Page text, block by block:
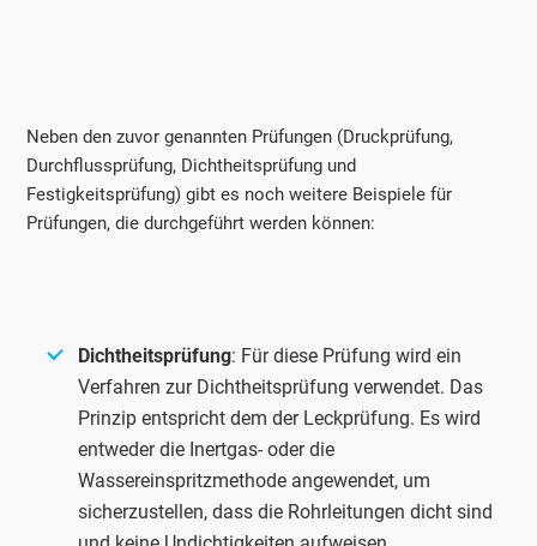
Neben den zuvor genannten Prüfungen (Druckprüfung,
Durchflussprüfung, Dichtheitsprüfung und
Festigkeitsprüfung) gibt es noch weitere Beispiele für
Prüfungen, die durchgeführt werden können:
Dichtheitsprüfung: Für diese Prüfung wird ein
Verfahren zur Dichtheitsprüfung verwendet. Das
Prinzip entspricht dem der Leckprüfung. Es wird
entweder die Inertgas- oder die
Wassereinspritzmethode angewendet, um
sicherzustellen, dass die Rohrleitungen dicht sind